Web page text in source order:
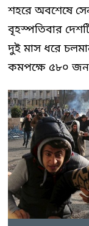
শহরে অবশেষে
বৃহস্পতিবার
দুই মাস ধরে
কমপক্ষে ৫৮০